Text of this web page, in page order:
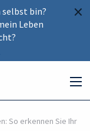
×
selbst bin?
Leben
So erkennen Sie Ihr